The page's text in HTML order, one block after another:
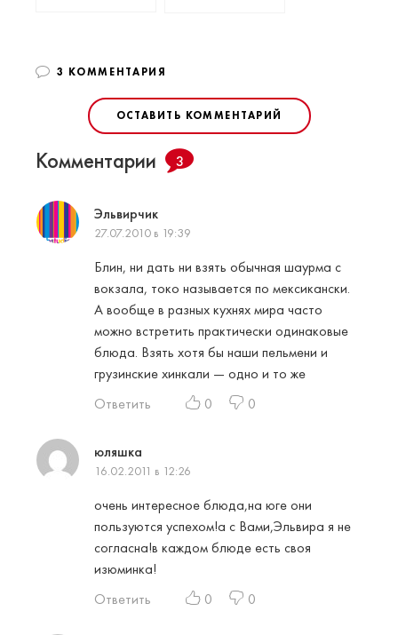
3 КОММЕНТАРИЯ
ОСТАВИТЬ КОММЕНТАРИЙ
Комментарии 3
Эльвирчик
27.07.2010 в 19:39
Блин, ни дать ни взять обычная шаурма с
вокзала, токо называется по мексикански.
А вообще в разных кухнях мира часто
можно встретить практически одинаковые
блюда. Взять хотя бы наши пельмени и
грузинские хинкали — одно и то же
Ответить
0 0
юляшка
16.02.2011 в 12:26
очень интересное блюда,на юге они
пользуются успехом!а с Вами,Эльвира я не
согласна!в каждом блюде есть своя
изюминка!
Ответить
0 0